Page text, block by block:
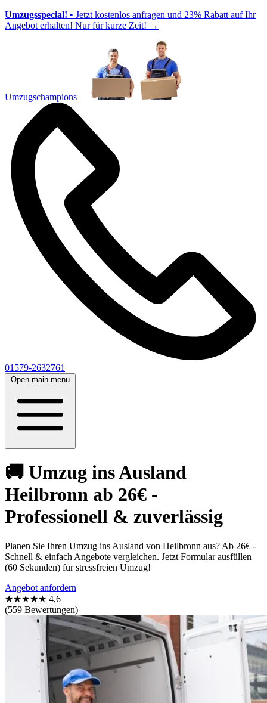
Umzugsspecial! • Jetzt kostenlos anfragen und 23% Rabatt auf Ihr
Angebot erhalten! Nur für kurze Zeit! →
Umzugschampions
01579-2632761
Open main menu
🚚 Umzug ins Ausland
Heilbronn ab 26€ -
Professionell & zuverlässig
Planen Sie Ihren Umzug ins Ausland von Heilbronn aus? Ab 26€ -
Schnell & einfach Angebote vergleichen. Jetzt Formular ausfüllen
(60 Sekunden) für stressfreien Umzug!
Angebot anfordern
★★★★★ 4,6
(559 Bewertungen)